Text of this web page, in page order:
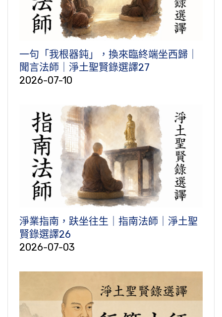
一句「我根器鈍」，換來臨終端坐西歸｜
聞言法師｜淨土聖賢錄選譯27
2026-07-10
淨業指南，趺坐往生｜指南法師｜淨土聖
賢錄選譯26
2026-07-03